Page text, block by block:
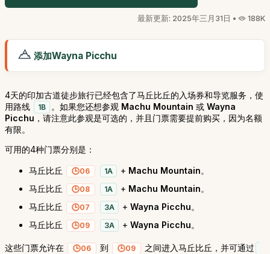
最新更新: 2025年三月31日 • 188K
添加Wayna Picchu
4天的印加古道徒步旅行已经包含了马丘比丘的入场券和导览服务，使
用路线
1B 。如果您还想参观 Machu Mountain 或 Wayna
Picchu ，请注意此参观是可选的，并且门票需要提前购买，因为名额
有限。
可用的4种门票分别是：
马丘比丘 06 1A + Machu Mountain。
马丘比丘
08 1A + Machu Mountain。
马丘比丘
07 3A + Wayna Picchu。
马丘比丘
09 3A + Wayna Picchu。
这些门票允许在 06 到 09 之间进入马丘比丘，并可通过